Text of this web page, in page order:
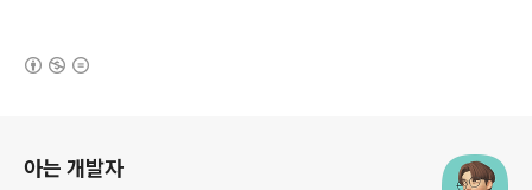
아는 개발자